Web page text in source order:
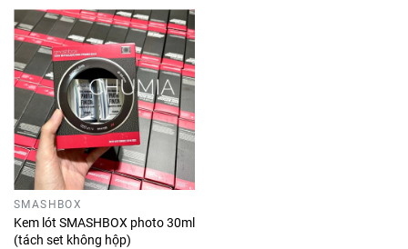
SMASHBOX
Kem lót SMASHBOX photo 30ml
(tách set không hộp)